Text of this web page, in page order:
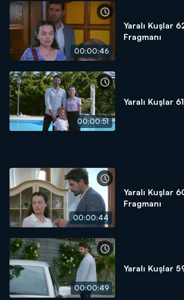
00:00:46
Yaralı Kuşlar
Fragmanı
00:00:51
Yaralı Kuşlar
00:00:44
Yaralı Kuşlar
Fragmanı
00:00:49
Yaralı Kuşlar